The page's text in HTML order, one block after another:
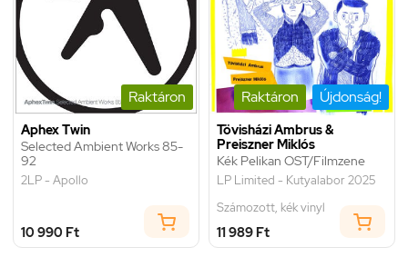
Raktáron
Aphex Twin
Selected Ambient Works 85-
92
2LP - Apollo
10 990 Ft
Raktáron Újdonság!
Tövisházi Ambrus &
Preiszner Miklós
Kék Pelikan OST/Filmzene
LP Limited - Kutyalabor 2025
Számozott, kék vinyl
11 989 Ft